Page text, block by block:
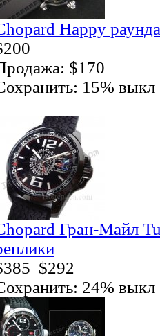
Happy
$170
15% выкл
Гран-Майл
$292
24% выкл